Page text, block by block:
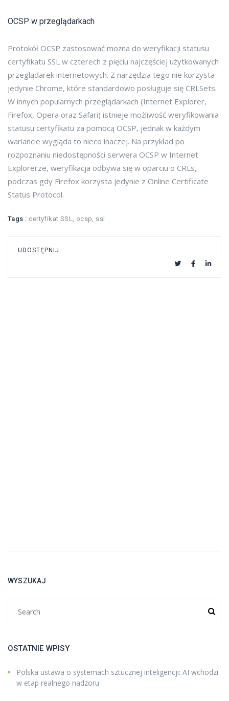
OCSP w przeglądarkach
Protokół OCSP zastosować można do weryfikacji statusu
certyfikatu SSL w czterech z pięciu najczęściej użytkowanych
przeglądarek internetowych. Z narzędzia tego nie korzysta
jedynie Chrome, które standardowo posługuje się CRLSets.
W innych popularnych przeglądarkach (Internet Explorer,
Firefox, Opera oraz Safari) istnieje możliwość weryfikowania
statusu certyfikatu za pomocą OCSP, jednak w każdym
wariancie wygląda to nieco inaczej. Na przykład po
rozpoznaniu niedostępności serwera OCSP w Internet
Explorerze, weryfikacja odbywa się w oparciu o CRLs,
podczas gdy Firefox korzysta jedynie z Online Certificate
Status Protocol.
Tags : certyfikat SSL, ocsp, ssl
UDOSTĘPNIJ
WYSZUKAJ
OSTATNIE WPISY
Polska ustawa o systemach sztucznej inteligencji: AI wchodzi
w etap realnego nadzoru